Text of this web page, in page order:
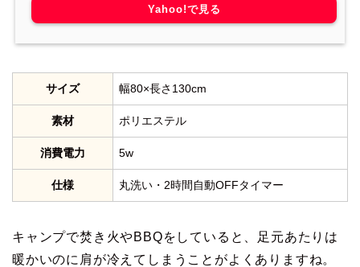
Yahoo!で見る
サイズ 幅80×長さ130cm
素材 ポリエステル
消費電力 5w
仕様 丸洗い・2時間自動OFFタイマー
キャンプで焚き火やBBQをしていると、足元あたりは
暖かいのに肩が冷えてしまうことがよくありますね。